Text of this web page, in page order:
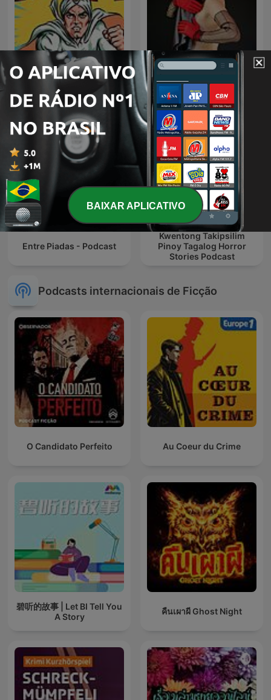
kaliman
fitventura 2
Entre Piadas - Podcast
Kwentong Takipsilim
Pinoy Tagalog Horror
Stories Podcast
Podcasts internacionais de Ficção
O Candidato Perfeito Au Coeur du Crime
碧听的故事 | Let BI Tell You
A Story
คืนเผาผี Ghost Night
BAIXAR APLICATIVO